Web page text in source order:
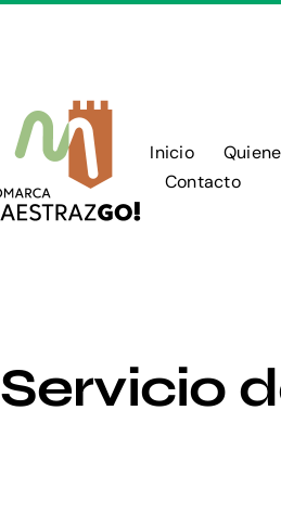
Inicio
Contacto
Servicio